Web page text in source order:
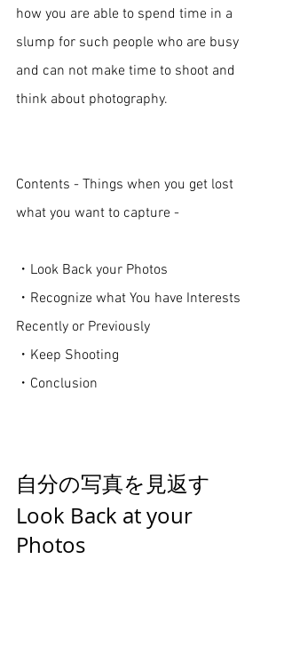
how you are able to spend time in a
slump for such people who are busy
and can not make time to shoot and
think about photography.
Contents - Things when you get lost
what you want to capture -
・Look Back your Photos
・Recognize what You have Interests
Recently or Previously
・Keep Shooting
・Conclusion
自分の写真を見返す
Look Back at your
Photos